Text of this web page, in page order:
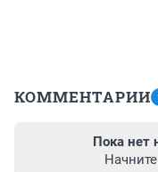
КОММЕНТАРИИ
Пока нет